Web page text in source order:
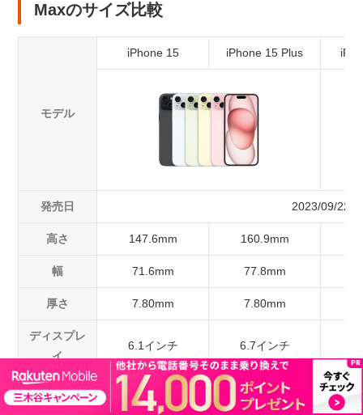
Maxのサイズ比較
モデル
iPhone 15 iPhone 15 Plus
発売日 2023/09/22
高さ 147.6mm 160.9mm
幅 71.6mm 77.8mm
厚さ 7.80mm 7.80mm
ディスプレ
イ
6.1インチ 6.7インチ
重量 171g 201g